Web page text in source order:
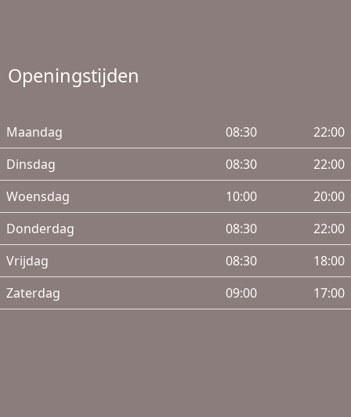
Openingstijden
Maandag 08:30
22:00
Dinsdag
08:30
22:00
Woensdag
10:00
20:00
Donderdag
08:30
22:00
Vrijdag
08:30
18:00
Zaterdag
09:00 17:00